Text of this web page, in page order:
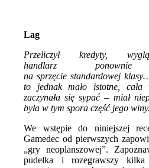
Lag
Przeliczył kredyty,
handlarz
na sprzęcie standardowej
to jednak mało istotne, cała
zaczynała się sypać – miał
była w tym spora część jego winy.
We wstępie do niniejszej
Gamedec od pierwszych
„gry neoplanszowej”.
pudełka i rozegrawszy